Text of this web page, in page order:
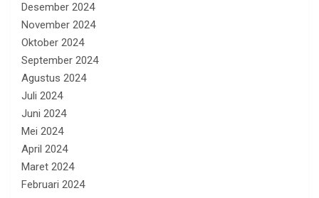
Desember 2024
November 2024
Oktober 2024
September 2024
Agustus 2024
Juli 2024
Juni 2024
Mei 2024
April 2024
Maret 2024
Februari 2024